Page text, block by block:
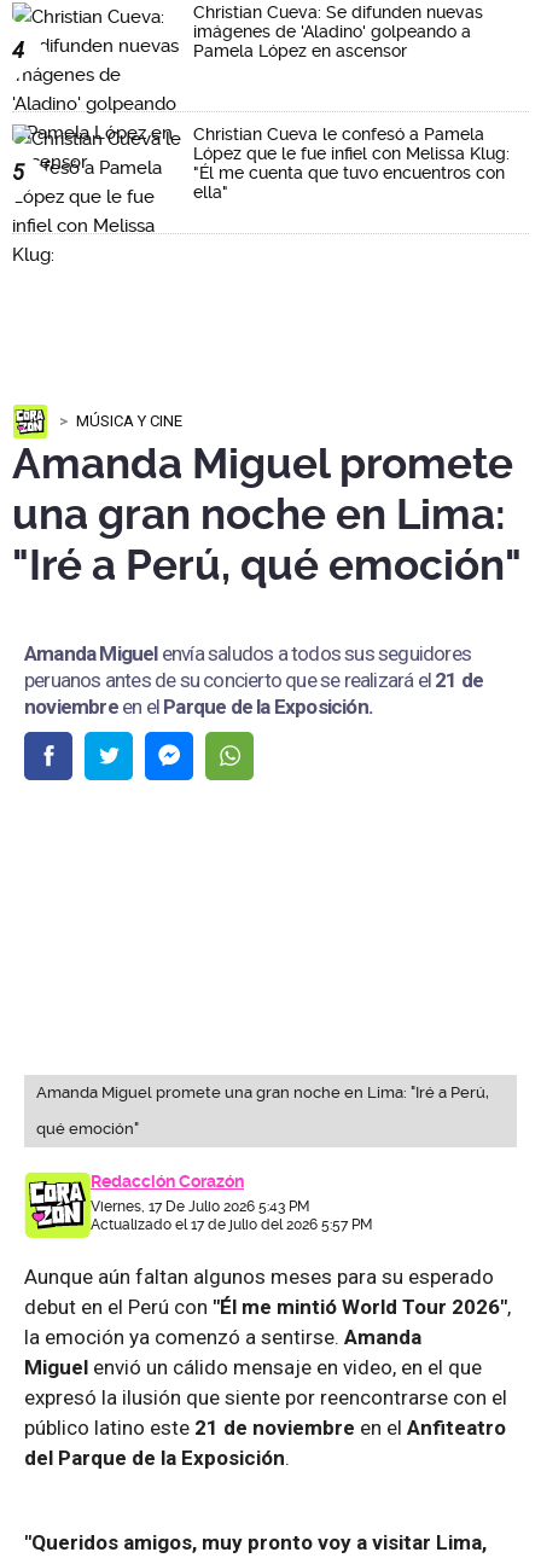
4
Christian Cueva: Se difunden nuevas
imágenes de 'Aladino' golpeando a
Pamela López en ascensor
5
Christian Cueva le confesó a Pamela
López que le fue infiel con Melissa Klug:
"Él me cuenta que tuvo encuentros con
ella"
MÚSICA Y CINE
Amanda Miguel promete
una gran noche en Lima:
"Iré a Perú, qué emoción"
Amanda Miguel envía saludos a todos sus seguidores
peruanos antes de su concierto que se realizará el 21 de
noviembre en el Parque de la Exposición.
Amanda Miguel promete una gran noche en Lima: "Iré a Perú,
qué emoción"
Redacción Corazón
Viernes, 17 De Julio 2026 5:43 PM
Actualizado el 17 de julio del 2026 5:57 PM
Aunque aún faltan algunos meses para su esperado
debut en el Perú con "Él me mintió World Tour 2026",
la emoción ya comenzó a sentirse. Amanda
Miguel envió un cálido mensaje en video, en el que
expresó la ilusión que siente por reencontrarse con el
público latino este 21 de noviembre en el Anfiteatro
del Parque de la Exposición.
"Queridos amigos, muy pronto voy a visitar Lima,